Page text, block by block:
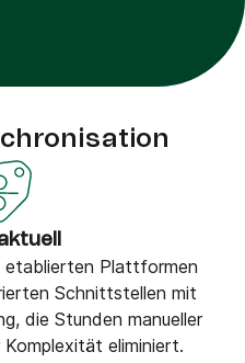
Plattformen
Schnittstellen mit
die Stunden manueller
eliminiert.